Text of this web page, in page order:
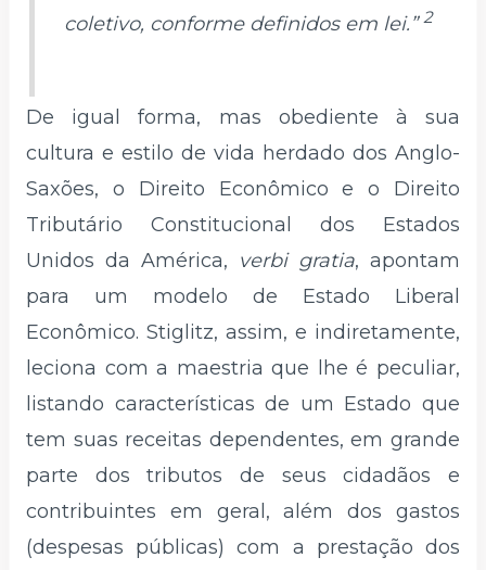
coletivo, conforme definidos em lei.”2
De igual forma, mas obediente à sua
cultura e estilo de vida herdado dos Anglo-
Saxões, o Direito Econômico e o Direito
Tributário Constitucional dos Estados
Unidos da América, verbi gratia, apontam
para um modelo de Estado Liberal
Econômico. Stiglitz, assim, e indiretamente,
leciona com a maestria que lhe é peculiar,
listando características de um Estado que
tem suas receitas dependentes, em grande
parte dos tributos de seus cidadãos e
contribuintes em geral, além dos gastos
(despesas públicas) com a prestação dos